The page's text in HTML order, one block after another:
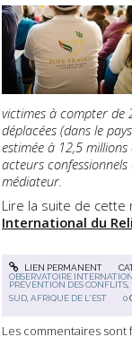
victimes à compter de
déplacées (dans le
estimée à 12,5
acteurs
médiateur.
Lire la suite de
International du
LIEN PERMANENT
OBSERVATOIRE
PRÉVENTION DES CONFLITS,
SUD ,AFRIQUE DE L'EST 0
Les commentaires sont